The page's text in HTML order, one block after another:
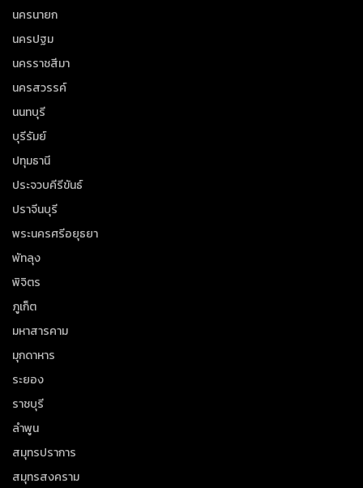
นครนายก
นครปฐม
นครราชสีมา
นครสวรรค์
นนทบุรี
บุรีรัมย์
ปทุมธานี
ประจวบคีรีขันธ์
ปราจีนบุรี
พระนครศรีอยุธยา
พัทลุง
พิจิตร
ภูเก็ต
มหาสารคาม
มุกดาหาร
ระยอง
ราชบุรี
ลำพูน
สมุทรปราการ
สมุทรสงคราม